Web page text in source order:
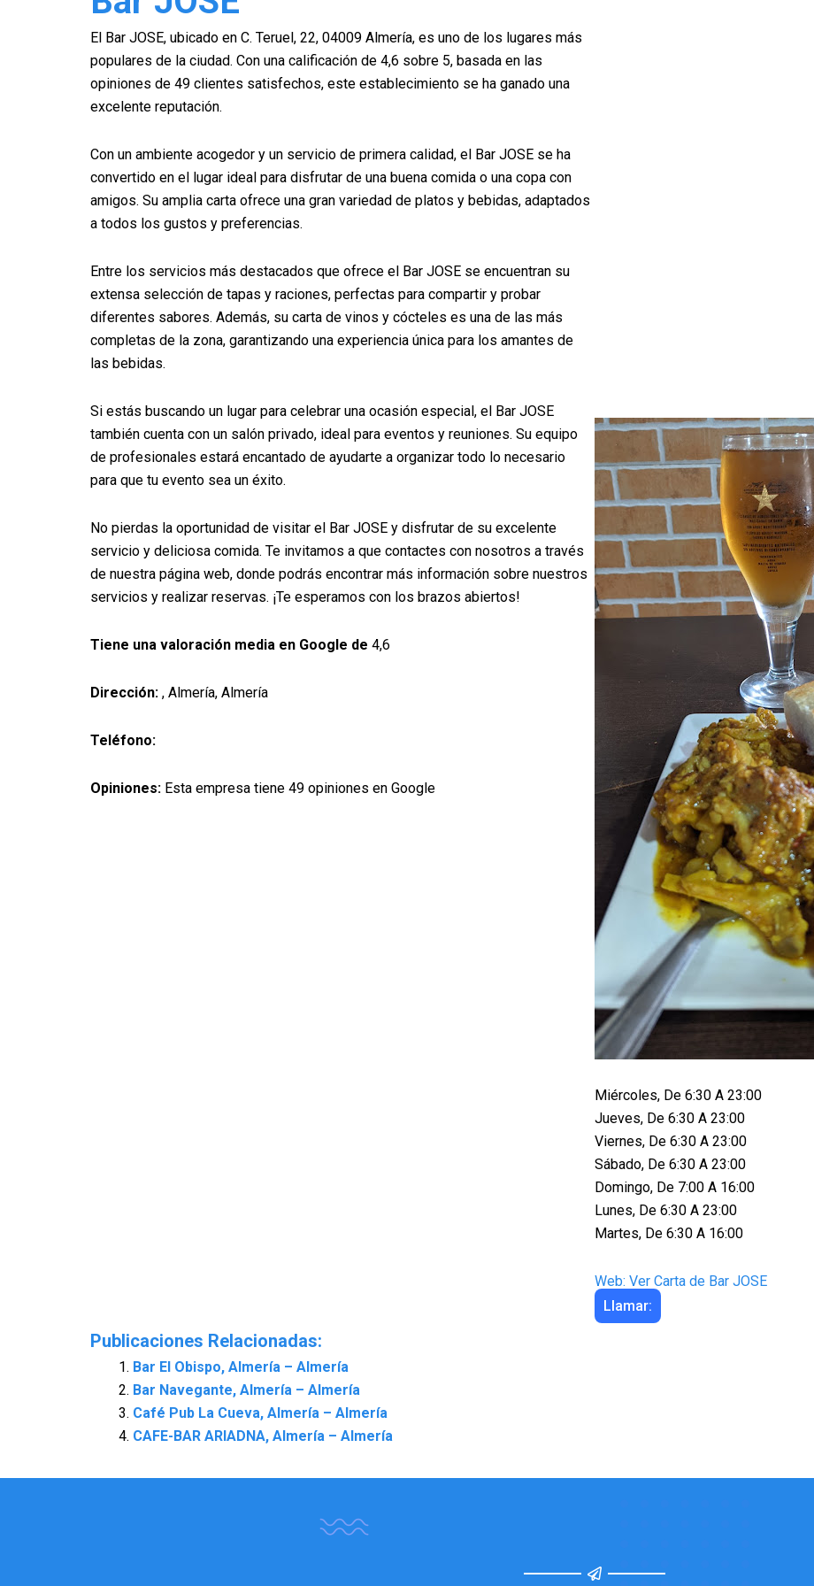
El Bar JOSE, ubicado en C. Teruel, 22, 04009 Almería, es uno de los lugares más
populares de la ciudad. Con una calificación de 4,6 sobre 5, basada en las
opiniones de 49 clientes satisfechos, este establecimiento se ha ganado una
excelente reputación.
Con un ambiente acogedor y un servicio de primera calidad, el Bar JOSE se ha
convertido en el lugar ideal para disfrutar de una buena comida o una copa con
amigos. Su amplia carta ofrece una gran variedad de platos y bebidas, adaptados
a todos los gustos y preferencias.
Entre los servicios más destacados que ofrece el Bar JOSE se encuentran su
extensa selección de tapas y raciones, perfectas para compartir y probar
diferentes sabores. Además, su carta de vinos y cócteles es una de las más
completas de la zona, garantizando una experiencia única para los amantes de
las bebidas.
Si estás buscando un lugar para celebrar una ocasión especial, el Bar JOSE
también cuenta con un salón privado, ideal para eventos y reuniones. Su equipo
de profesionales estará encantado de ayudarte a organizar todo lo necesario
para que tu evento sea un éxito.
No pierdas la oportunidad de visitar el Bar JOSE y disfrutar de su excelente
servicio y deliciosa comida. Te invitamos a que contactes con nosotros a través
de nuestra página web, donde podrás encontrar más información sobre nuestros
servicios y realizar reservas. ¡Te esperamos con los brazos abiertos!
Tiene una valoración media en Google de 4,6
Dirección: , Almería, Almería
Teléfono:
Opiniones: Esta empresa tiene 49 opiniones en Google
Miércoles, De 6:30 A 23:00
Jueves, De 6:30 A 23:00
Viernes, De 6:30 A 23:00
Sábado, De 6:30 A 23:00
Domingo, De 7:00 A 16:00
Lunes, De 6:30 A 23:00
Martes, De 6:30 A 16:00
Web: Ver Carta de Bar JOSE
Llamar:
Publicaciones Relacionadas:
Bar El Obispo, Almería – Almería
Bar Navegante, Almería – Almería
Café Pub La Cueva, Almería – Almería
CAFE-BAR ARIADNA, Almería – Almería